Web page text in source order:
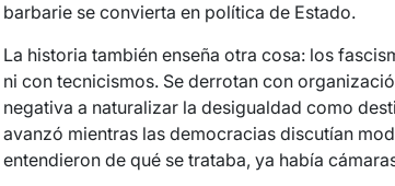
barbarie se convierta en política de Estado.
La historia también enseña otra cosa: los
ni con tecnicismos. Se derrotan con
negativa a naturalizar la desigualdad como
avanzó mientras las democracias discutían
entendieron de qué se trataba, ya había